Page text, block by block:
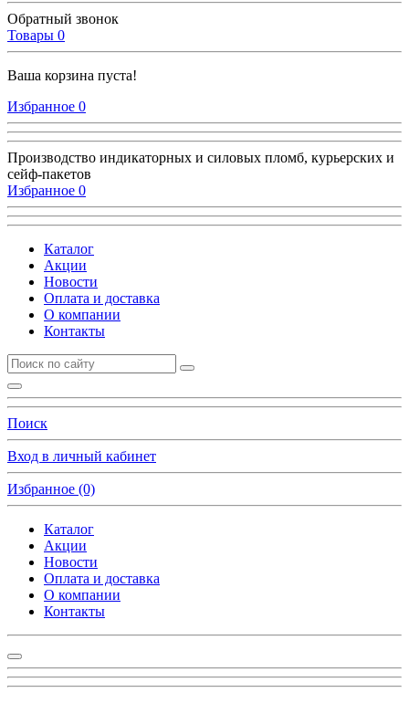
Обратный звонок
Товары 0
Ваша корзина пуста!
Избранное 0
Производство индикаторных и силовых пломб, курьерских и
сейф-пакетов
Избранное 0
Каталог
Акции
Новости
Оплата и доставка
О компании
Контакты
Поиск
Вход в личный кабинет
Избранное (0)
Каталог
Акции
Новости
Оплата и доставка
О компании
Контакты